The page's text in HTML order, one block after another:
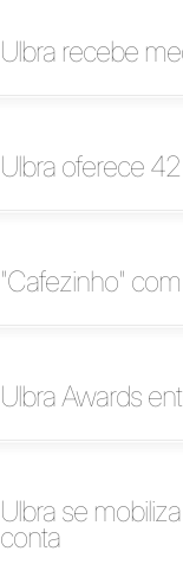
Ulbra recebe
Ulbra oferece
"Cafezinho"
Ulbra Awards
Ulbra se
conta